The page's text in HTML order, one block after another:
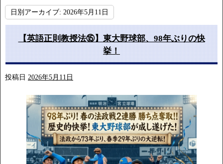
日別アーカイブ: 2026年5月11日
【英語正則教授法⑮】東大野球部、98年ぶりの快
挙！
投稿日 2026年5月11日